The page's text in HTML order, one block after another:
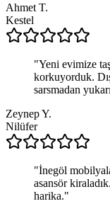
Ahmet T.
Kestel
"Yeni evimize
korkuyorduk.
sarsmadan
Zeynep Y.
Nilüfer
"İnegöl
asansör
harika."